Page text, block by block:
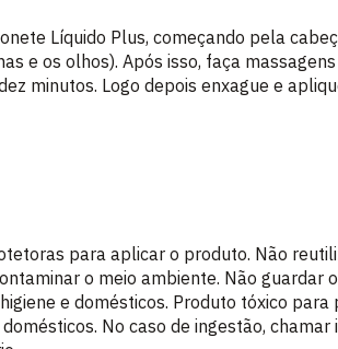
Líquido Plus, começando pela
e os olhos). Após isso, faça
minutos. Logo depois enxague e
para aplicar o produto. Não
o meio ambiente. Não guardar
e domésticos. Produto tóxico para
No caso de ingestão,